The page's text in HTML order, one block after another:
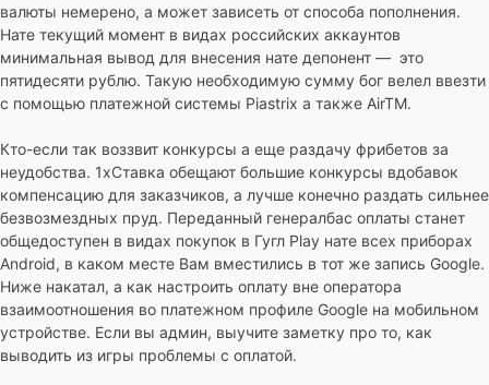
валюты немерено, а может зависеть от способа пополнения.
Нате текущий момент в видах российских аккаунтов
минимальная вывод для внесения нате депонент — это
пятидесяти рублю. Такую необходимую сумму бог велел ввезти
с помощью платежной системы Piastrix а также AirTM.
Кто-если так воззвит конкурсы а еще раздачу фрибетов за
неудобства. 1хСтавка обещают большие конкурсы вдобавок
компенсацию для заказчиков, а лучше конечно раздать сильнее
безвозмездных пруд. Переданный генералбас оплаты станет
общедоступен в видах покупок в Гугл Play нате всех приборах
Android, в каком месте Вам вместились в тот же запись Google.
Ниже накатал, а как настроить оплату вне оператора
взаимоотношения во платежном профиле Google на мобильном
устройстве. Если вы админ, выучите заметку про то, как
выводить из игры проблемы с оплатой.